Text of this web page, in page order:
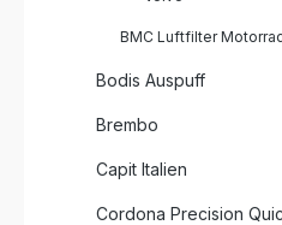
BMC Luftfilter
Bodis Auspuff
Brembo
Capit Italien
Cordona Precision